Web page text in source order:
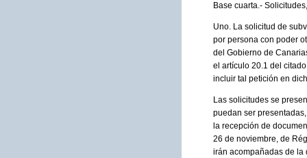
Base cuarta.-
Uno. La solicitud de
por persona con poder
del Gobierno de
el artículo 20.1 del
incluir tal petición en
Las solicitudes se
puedan ser
la recepción de
26 de noviembre, de
irán acompañadas de la